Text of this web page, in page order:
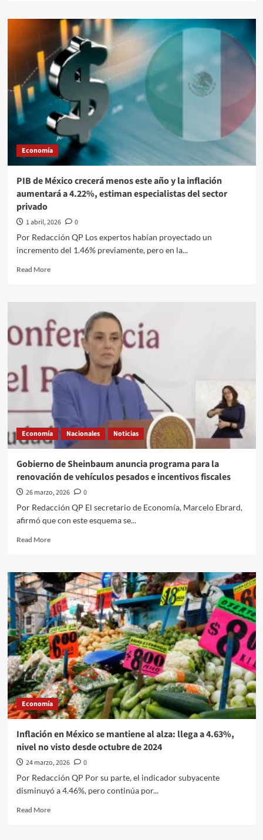
económico
México
El
Quehacer
Político
en
las
Finanzas
Desentrañando
los
Movimientos
del
Mercado
través
de
opinión///Pedro
Tiburcio///La
de
Mundos
EEUU
IRAN
Economía
PIB de México crecerá menos este año y la inflación
aumentará a 4.22%, estiman especialistas del sector
privado
1 abril, 2026
0
Por Redacción QP Los expertos habían proyectado un
incremento del 1.46% previamente, pero en la...
Read MoreRead
PIB
México
crecerá
menos
año
y
inflación
aumentará
a
4.22%,
estiman
del
sector
privado
Economía Nacionales Noticias
Gobierno de Sheinbaum anuncia programa para la
renovación de vehículos pesados e incentivos fiscales
26 marzo, 2026
0
Por Redacción QP El secretario de Economía, Marcelo Ebrard,
afirmó que con este esquema se...
Read MoreRead
Gobierno
de
Sheinbaum
anuncia
programa
para
la
renovación
de
vehículos
pesados
e
incentivos
fiscales
Economía
Inflación en México se mantiene al alza: llega a 4.63%,
nivel no visto desde octubre de 2024
24 marzo, 2026
0
Por Redacción QP Por su parte, el indicador subyacente
disminuyó a 4.46%, pero continúa por...
Read MoreRead